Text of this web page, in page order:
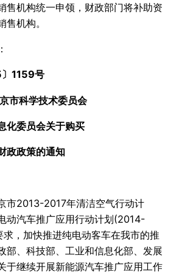
售机构统一申领，财政部门将补助资
机构。
1159号
市科学技术委员会
化委员会关于购买
政政策的通知
市2013-2017年清洁空气行动计
动汽车推广应用行动计划(2014-
，加快推进纯电动客车在我市的推
部、科技部、工业和信息化部、发展
于继续开展新能源汽车推广应用工作